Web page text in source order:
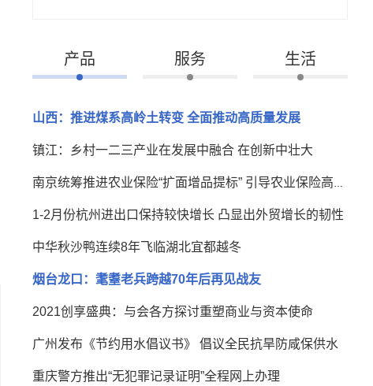
产品 服务 生活
山西：推进煤系高岭土转变 全面推动高质量发展
镇江：乡村一二三产业在发展中融合 在创新中壮大
南京统筹推进农业保险“扩面增品提标” 引导农业保险高质量发展
1-2月份杭州进出口保持较快增长 凸显出外贸增长的韧性
中华秋沙鸭连续8年飞临湖北宜都越冬
烟台龙口：耄耋老兵跨越70年后再见战友
2021创享盛典：与会各方探讨重塑商业与资本使命
广州发布《节约用水倡议书》 倡议全民抗旱防咸保供水
重庆警方推出“无犯罪记录证明”全程网上办理